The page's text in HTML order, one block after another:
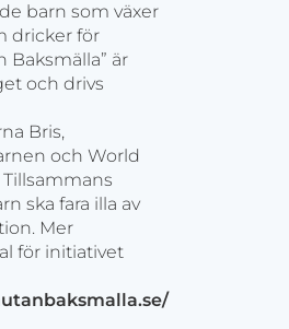
barn som växer
dricker för
Baksmälla” är
och drivs
Bris,
och World
ska fara illa av
Mer
för initiativet